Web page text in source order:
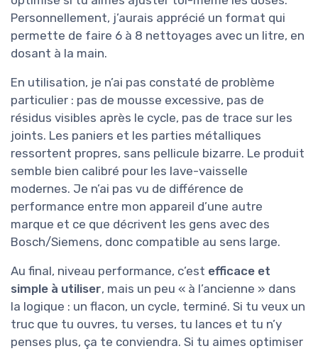
Personnellement, j’aurais apprécié un format qui
permette de faire 6 à 8 nettoyages avec un litre, en
dosant à la main.
En utilisation, je n’ai pas constaté de problème
particulier : pas de mousse excessive, pas de
résidus visibles après le cycle, pas de trace sur les
joints. Les paniers et les parties métalliques
ressortent propres, sans pellicule bizarre. Le produit
semble bien calibré pour les lave-vaisselle
modernes. Je n’ai pas vu de différence de
performance entre mon appareil d’une autre
marque et ce que décrivent les gens avec des
Bosch/Siemens, donc compatible au sens large.
Au final, niveau performance, c’est efficace et
simple à utiliser, mais un peu « à l’ancienne » dans
la logique : un flacon, un cycle, terminé. Si tu veux un
truc que tu ouvres, tu verses, tu lances et tu n’y
penses plus, ça te conviendra. Si tu aimes optimiser